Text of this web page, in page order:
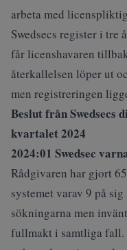
arbeta med
Swedsecs register i
får licenshavaren
återkallelsen löper ut
men registreringen
Beslut från Swedsecs
kvartalet 2024
2024:01 Swedsec
Rådgivaren har gjort
systemet varav 9 på
sökningarna men
fullmakt i samtliga